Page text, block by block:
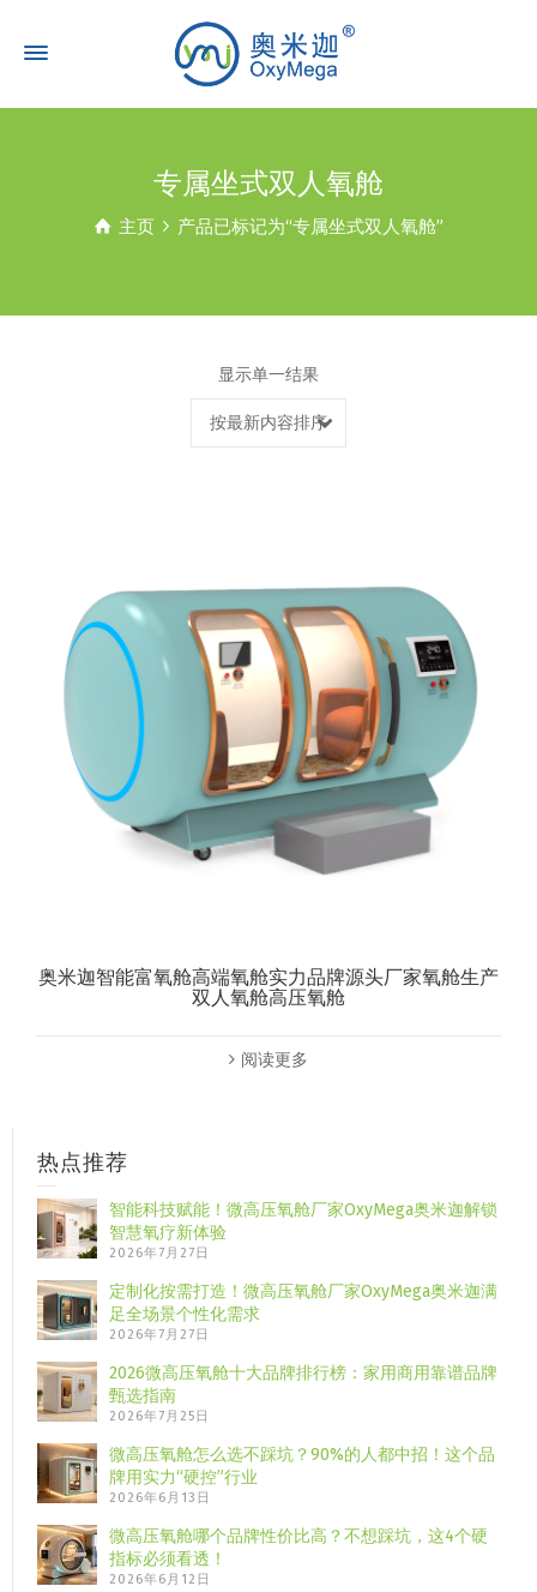
专属坐式双人氧舱
主页 产品已标记为“专属坐式双人氧舱”
显示单一结果
按最新内容排序
奥米迦智能富氧舱高端氧舱实力品牌源头厂家氧舱生产
双人氧舱高压氧舱
阅读更多
热点推荐
智能科技赋能！微高压氧舱厂家OxyMega奥米迦解锁
智慧氧疗新体验
2026年7月27日
定制化按需打造！微高压氧舱厂家OxyMega奥米迦满
足全场景个性化需求
2026年7月27日
2026微高压氧舱十大品牌排行榜：家用商用靠谱品牌
甄选指南
2026年7月25日
微高压氧舱怎么选不踩坑？90%的人都中招！这个品
牌用实力“硬控”行业
2026年6月13日
微高压氧舱哪个品牌性价比高？不想踩坑，这4个硬
指标必须看透！
2026年6月12日